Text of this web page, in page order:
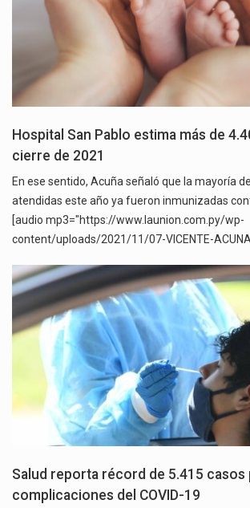
Hospital San Pablo estima más de
cierre de 2021
En ese sentido, Acuña señaló que la mayoría
atendidas este año ya fueron inmunizadas
[audio mp3="https://www.launion.com.py/wp-
content/uploads/2021/11/07-VICENTE-
Salud reporta récord de 5.415
complicaciones del COVID-19